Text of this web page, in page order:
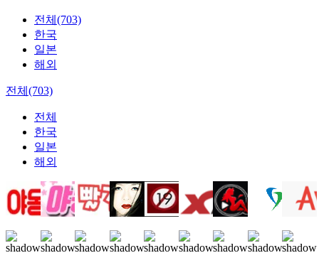
전체(703)
한국
일본
해외
전체(703)
전체
한국
일본
해외